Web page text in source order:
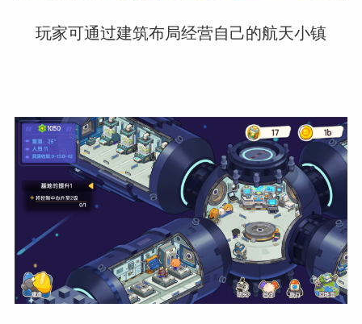
玩家可通过建筑布局经营自己的航天小镇